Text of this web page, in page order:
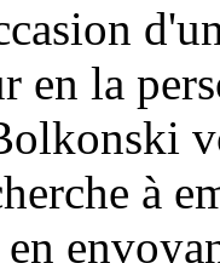
en la
à